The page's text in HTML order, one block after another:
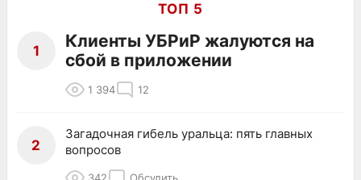
ТОП 5
1
Клиенты УБРиР жалуются на
сбой в приложении
1 394 12
2
Загадочная гибель уральца: пять главных
вопросов